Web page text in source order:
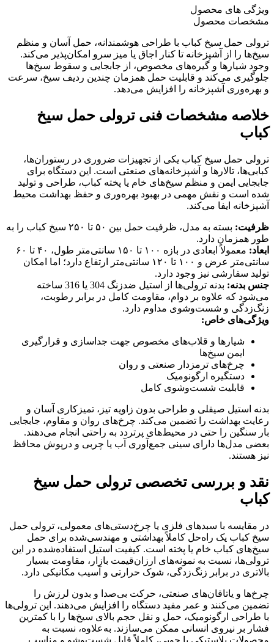
ویژگی های محصول
مشخصات محصول
ترولی حمل سیخ کباب با طراحی هوشمندانه، حمل آسان و منظم
سیخ‌ها را از آشپزخانه تا کنار اجاق یا میز سرو امکان‌پذیر می‌کند.
وجود شیارها و گیره‌های مخصوص، از جابجایی و سقوط سیخ‌ها
جلوگیری می‌کند و قابلیت حمل همزمان چندین ردیف سیخ، سرعت
و بهره‌وری آشپزخانه را افزایش می‌دهد.
خلاصه مشخصات فنی ترولی حمل سیخ
کباب
ترولی حمل سیخ کباب یکی از تجهیزات ضروری در رستوران‌ها،
کبابی‌ها، تالارها و آشپزخانه‌های صنعتی است. این دستگاه برای
جابجایی ایمن و منظم سیخ‌های خام یا پخته کباب، طراحی و تولید
شده است و نقش مهمی در بهبود بهره‌وری و حفظ بهداشت محیط
آشپزخانه ایفا می‌کند.
ظرفیت:
بسته به مدل، ظرفیت حمل بین ۵۰ تا ۲۵۰ سیخ کباب را به
طور همزمان دارد.
ابعاد:
معمولاً ابعادی در بازه ۱۰۰ تا ۱۵۰ سانتی‌متر طول، ۴۰ تا ۶۰
سانتی‌متر عرض و ۱۰۰ تا ۱۲۰ سانتی‌متر ارتفاع دارد؛ اما امکان
تولید سفارشی نیز وجود دارد.
جنس بدنه:
بدنه ترولی‌ها از استیل ضدزنگ 304 یا 316 ساخته
می‌شود که علاوه بر دوام، مقاومت کامل در برابر رطوبت،
زنگ‌زدگی و شست‌وشوی مداوم دارد.
ویژگی‌های خاص:
شیارها و قلاب‌های مخصوص جهت جداسازی و قرارگیری
ایمن سیخ‌ها
چرخ‌های ترمزدار صنعتی و روان
دستگیره ارگونومیک
قابلیت شست‌وشوی کامل
بدنه استیل صیقلی و طراحی بدون زاویه تیز، تمیزکاری آسان و
رعایت بهداشت را تضمین می‌کند. چرخ‌های روان و مقاوم، جابجایی
بار سنگین را حتی در محیط‌های پرتردد به راحتی انجام می‌دهند.
بعضی مدل‌ها دارای سینی جمع‌آوری آب یا چربی و درپوش محافظ
نیز هستند.
نقد و بررسی تخصصی ترولی حمل سیخ
کباب
در مقایسه با سبدهای فلزی یا چرخ‌دستی‌های معمولی، ترولی حمل
سیخ کباب یک راه‌حل کاملاً بهداشتی و مهندسی‌شده برای حمل
سیخ‌های کباب خام یا پخته است. کیفیت استیل استفاده‌شده در این
ترولی‌ها، نسبت به نمونه‌های ارزان‌قیمت بازار، مقاومت بسیار
بالاتری در برابر زنگ‌زدگی، شوک حرارتی و آسیب مکانیکی دارد.
چرخ‌ها و یاتاقان‌های صنعتی، حرکت بی‌صدا و بدون لرزش را
تضمین می‌کنند و عمر مفید دستگاه را افزایش می‌دهند. این ترولی‌ها
با طراحی ارگونومیک، حمل و نقل حجم بالای سیخ‌ها را با کمترین
فشار بر نیروی انسانی ممکن می‌سازند. به‌علاوه، نسبت به
محصولات پلاستیکی یا چوبی، کاملاً قابل شست‌وشو و مناسب